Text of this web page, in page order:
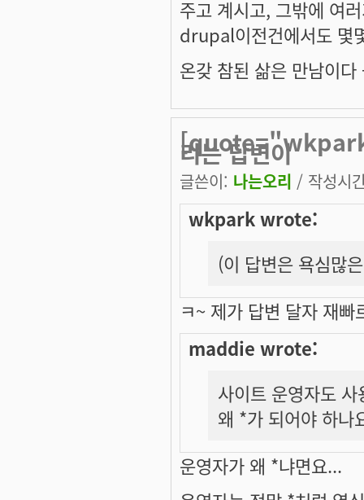
주고 계시고, 그밖에 여
drupal이전건에서도 몇
온갖 참된 삶은 만남이
리는 답변이
글쓴이: 나는오리 / 작성시
wkpark wrote:
(이 답변은 욕심많
ㅋ~ 제가 답변 달자 재
maddie wrote:
사이트 운영자도
왜 *가 되어야 하나
운영자가 왜 *냐면요...